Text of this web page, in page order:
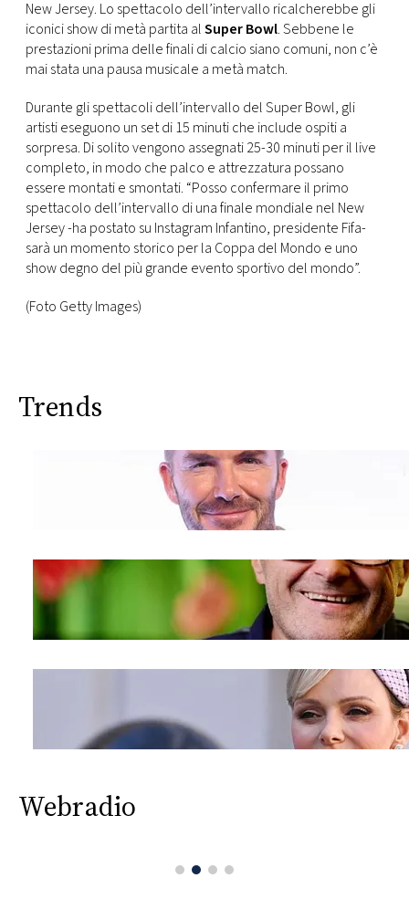
CONSIGLIA
New Jersey. Lo spettacolo dell’intervallo ricalcherebbe gli
iconici show di metà partita alSuper Bowl.Sebbene le
prestazioni prima delle finali di calcio siano comuni, non c’è
mai stata una pausa musicale a metà match.
Durante gli spettacoli dell’intervallo del Super Bowl, gli
artisti eseguono un set di 15 minuti che include ospiti a
sorpresa. Di solito vengono assegnati 25-30 minuti per il live
completo, in modo che palco e attrezzatura possano
essere montati e smontati. “Posso confermare il primo
spettacolo dell’intervallo di una finale mondiale nel New
Jersey -ha postato su Instagram Infantino, presidente Fifa-
sarà un momento storico per la Coppa del Mondo e uno
show degno del più grande evento sportivo del mondo”.
(Foto Getty Images)
Trends
Webradio